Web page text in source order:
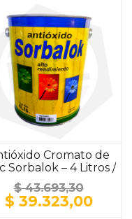
Cromato de
Sorbalok – 4 Litros /
ALUMINIO
$43.693,30
El
$ 39.323,00El